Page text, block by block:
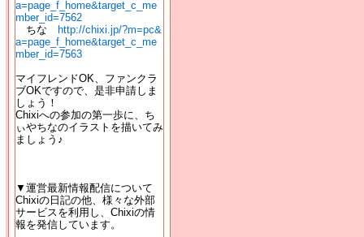
a=page_f_home&target_c_me
mber_id=7562
ちな
http://chixi.jp/?m=pc&
a=page_f_home&target_c_me
mber_id=7563
マイフレンドOK、ファンクラ
ブOKですので、是非申請しま
しょう！
Chixiへの参加の第一歩に、ち
ぃやちなのイラストを描いてみ
ましょう♪
▼運営最新情報配信について
Chixiの日記の他、様々な外部
サービスを利用し、Chixiの情
報を発信しています。